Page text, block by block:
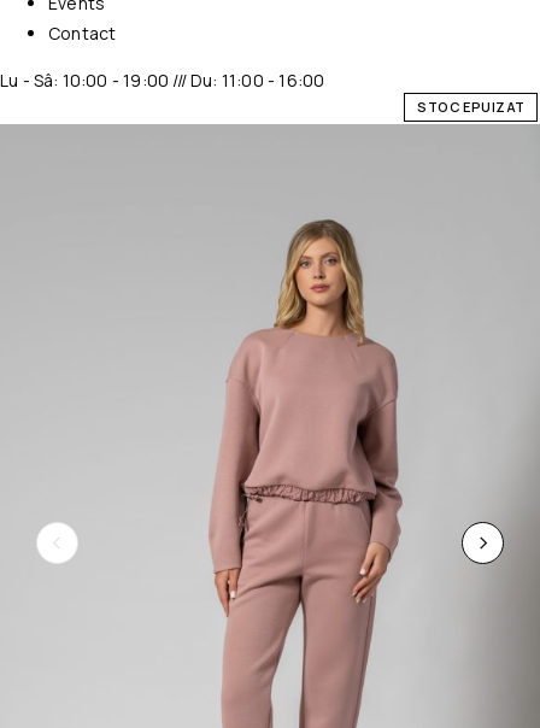
Contact
Lu - Sâ: 10:00 - 19:00 /// Du: 11:00 - 16:00
STOC EPUIZAT